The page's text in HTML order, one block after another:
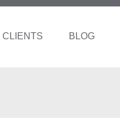
CLIENTS BLOG